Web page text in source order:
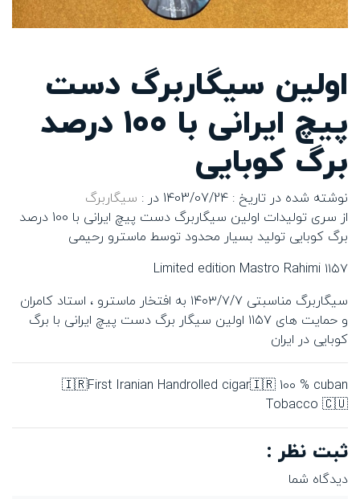
اولین سیگاربرگ دست
پیچ ایرانی با 100 درصد
برگ کوبایی
نوشته شده در تاریخ : 1403/07/24 در : سیگاربرگ
از سری تولیدات اولین سیگاربرگ دست پیچ ایرانی با 100 درصد
برگ کوبایی تولید بسیار محدود توسط ماسترو رحیمی
Limited edition Mastro Rahimi ۱۱۵۷
سیگاربرگ مناسبتی ۱۴۰۳/۷/۷ به افتخار ماسترو ، استاد کامران
و حمایت های ۱۱۵۷ اولین سیگار برگ دست پیچ ایرانی با برگ
کوبایی در ایران
🇮🇷First Iranian Handrolled cigar🇮🇷 100 % cuban
Tobacco 🇨🇺
ثبت نظر :
دیدگاه شما